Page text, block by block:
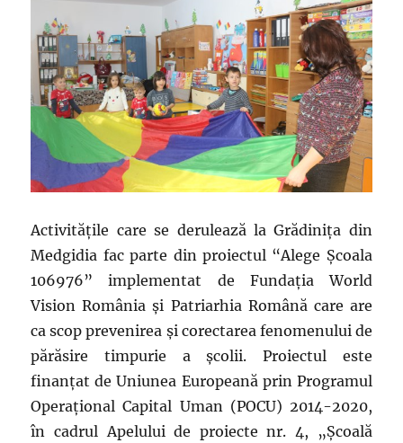
Activitățile care se derulează la Grădinița din
Medgidia fac parte din proiectul “Alege Școala
106976” implementat de Fundația World
Vision România și Patriarhia Română care are
ca scop prevenirea și corectarea fenomenului de
părăsire timpurie a școlii. Proiectul este
finanțat de Uniunea Europeană prin Programul
Operațional Capital Uman (POCU) 2014-2020,
în cadrul Apelului de proiecte nr. 4, „Școală